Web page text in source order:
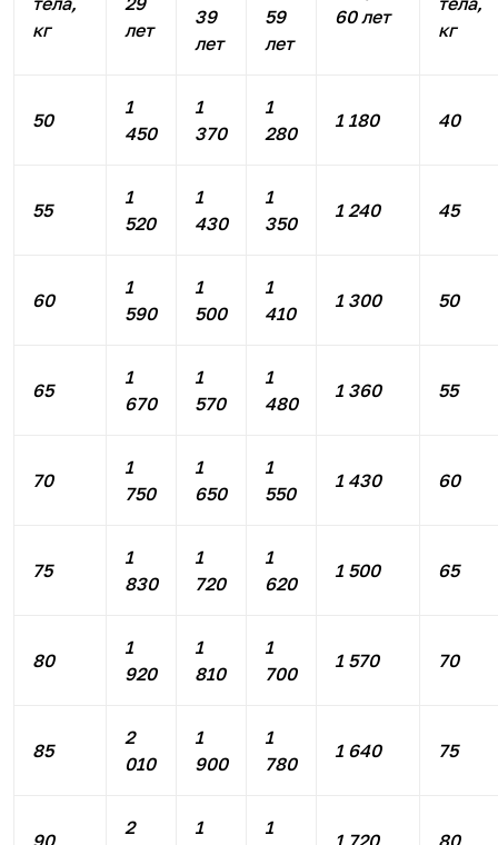
кг
лет
39
лет
59
лет
60 лет
кг
50
1
450
1
370
1
280
1 180 40
55
1
520
1
430
1
350
1 240 45
60
1
590
1
500
1
410
1 300 50
65
1
670
1
570
1
480
1 360 55
70
1
750
1
650
1
550
1 430 60
75
1
830
1
720
1
620
1 500 65
80
1
920
1
810
1
700
1 570 70
85
2
010
1
900
1
780
1 640 75
2
1
1